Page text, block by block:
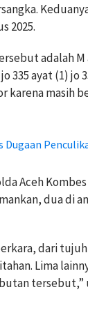
2025.
adalah M
335 ayat (1)
karena masih
Dugaan
Aceh
dua di
dari
Lima
tersebut,”